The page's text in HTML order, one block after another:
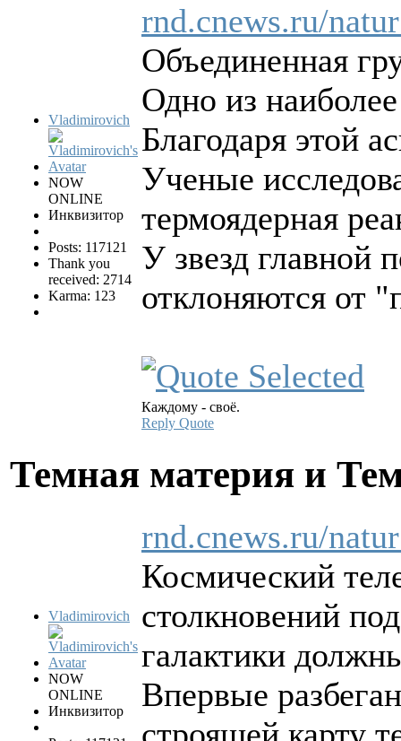
Vladimirovich
NOW
ONLINE
Инквизитор
Posts: 117121
Thank you
received: 2714
Karma: 123
rnd.cnews.ru/
Объединенная
Одно из
Благодаря этой
Ученые
термоядерная
У звезд главной
отклоняются от
Каждому - своё.
Reply Quote
Темная материя и
Vladimirovich
NOW
ONLINE
Инквизитор
rnd.cnews.ru/
Космический
столкновений
галактики
Впервые
строящей карту